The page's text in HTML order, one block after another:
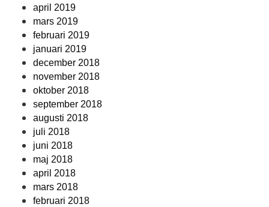
april 2019
mars 2019
februari 2019
januari 2019
december 2018
november 2018
oktober 2018
september 2018
augusti 2018
juli 2018
juni 2018
maj 2018
april 2018
mars 2018
februari 2018